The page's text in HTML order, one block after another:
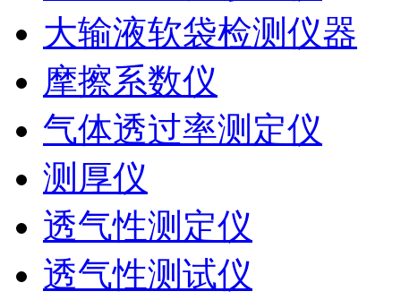
大输液软袋检测仪器
摩擦系数仪
气体透过率测定仪
测厚仪
透气性测定仪
透气性测试仪